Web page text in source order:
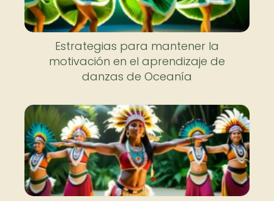
Estrategias para mantener la
motivación en el aprendizaje de
danzas de Oceanía